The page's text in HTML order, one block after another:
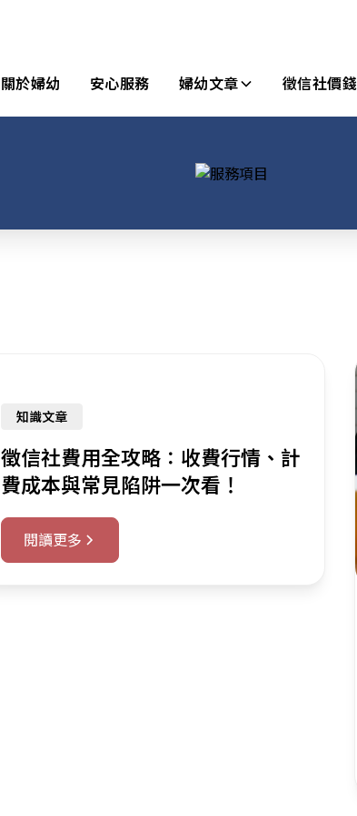
關於婦幼 安心服務 婦幼文章 徵信社價錢
知識文章
徵信社費用全攻略：收費行情、計
費成本與常見陷阱一次看！
閱讀更多